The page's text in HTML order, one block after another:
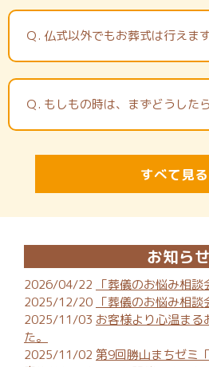
Ｑ. 仏式以外でもお葬式は行えま
Ｑ. もしもの時は、まずどうした
すべて見る
お知らせ
2026/04/22
「葬儀のお悩み相談
2025/12/20 「葬儀のお悩み相談
2025/11/03 お客様より心温まる
た。
2025/11/02 第9回勝山まちゼミ